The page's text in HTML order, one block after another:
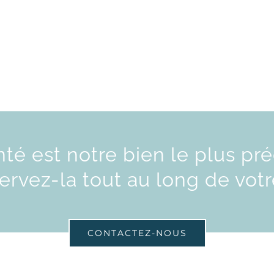
est notre bien le plus
la tout au long de
CONTACTEZ-NOUS